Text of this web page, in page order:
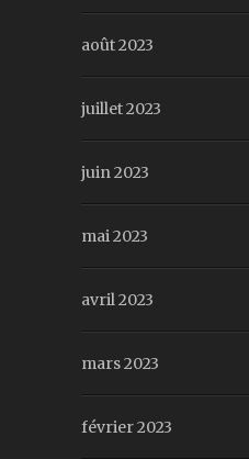
août 2023
juillet 2023
juin 2023
mai 2023
avril 2023
mars 2023
février 2023